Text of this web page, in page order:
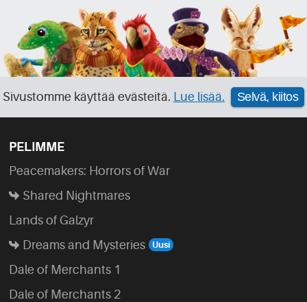
Sivustomme käyttää evästeitä. Lue lisää. Selvä, kiitos
PELIMME
Peacemakers: Horrors of War
Shared Nightmares
Lands of Galzyr
Dreams and Mysteries
Dale of Merchants 1
Dale of Merchants 2